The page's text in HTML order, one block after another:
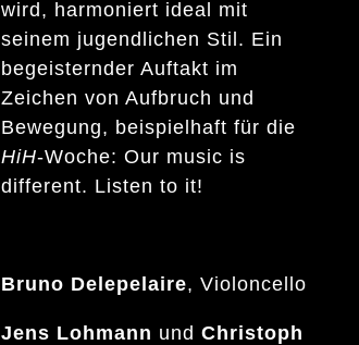
wird, harmoniert ideal mit
seinem jugendlichen Stil. Ein
begeisternder Auftakt im
Zeichen von Aufbruch und
Bewegung, beispielhaft für die
HiH-Woche: Our music is
different. Listen to it!
Bruno Delepelaire, Violoncello
Jens Lohmann und Christoph